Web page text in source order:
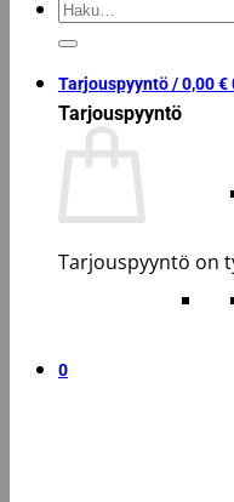
Etsi:
Tarjouspyyntö /0,00€
Tarjouspyyntö
Tarjouspyyntö on
0